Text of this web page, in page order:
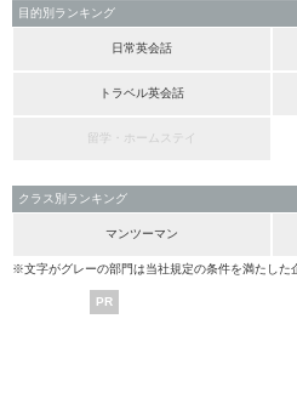
目的別ランキング
日常英会話
トラベル英会話
留学・ホームステイ
クラス別ランキング
マンツーマン
※文字がグレーの部門は当社規定の条件を満たした
PR